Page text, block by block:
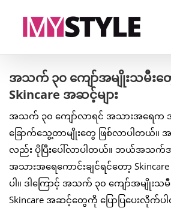
အသက် ၃၀ ကျော်အမျိုးသမီး
Skincare အဆင့်များ
အသက် ၃၀ ကျော်လာရင် အသားအရေက
ခြောက်သွေ့တာမျိုးတွေ ဖြစ်လာပါတယ်။
လည်း ပိုပြီးပေါ်လာပါတယ်။ ဘယ်အသက်
အသားအရေကောင်းချင်ရင်တော့
ပါ။ ဒါကြောင့် အသက် ၃၀ ကျော်အမျိုး
Skincare အဆင့်တွေကို ပြောပြပေးလိုက်ပ